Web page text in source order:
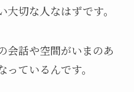
切な人なはずです。
会話や空間がいまのあ
ているんです。